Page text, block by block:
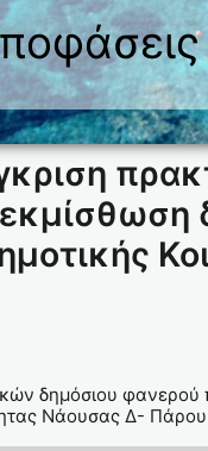
δημόσιου φανερού
Νάουσας Δ-